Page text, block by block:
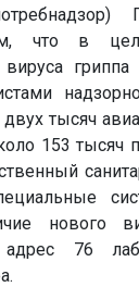
что в
вируса
тысяч
153 тысяч
нового
76